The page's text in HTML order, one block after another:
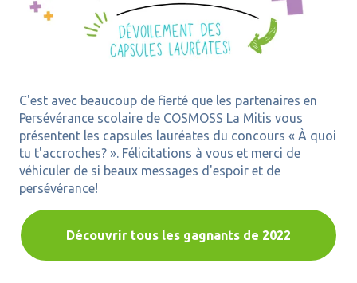
C'est avec beaucoup de fierté que les partenaires en
Persévérance scolaire de COSMOSS La Mitis vous
présentent les capsules lauréates du concours « À quoi
tu t'accroches? ». Félicitations à vous et merci de
véhiculer de si beaux messages d'espoir et de
persévérance!
Découvrir tous les gagnants de 2022